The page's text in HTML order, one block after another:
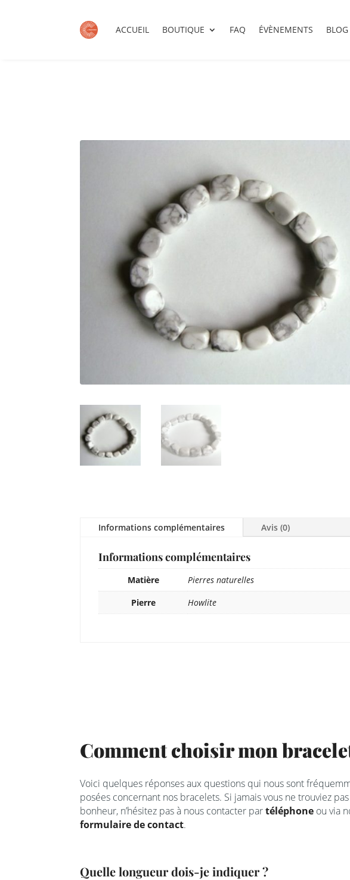
ACCUEIL BOUTIQUE FAQ ÉVÈNEMENTS BLOG
Informations complémentaires Avis (0)
Informations complémentaires
Matière
Pierres naturelles
Pierre
Howlite
Comment choisir mon
Voici quelques réponses aux questions qui nous sont
posées concernant nos bracelets. Si jamais vous ne trouviez
bonheur, n’hésitez pas à nous contacter partéléphone ou via
formulaire de contact.
Quelle longueur dois-je indiquer ?